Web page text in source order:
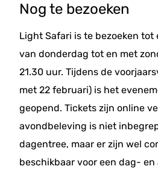
Nog te bezoeken
Light Safari is te bezoeken tot
van donderdag tot en met
21.30 uur. Tijdens de
met 22 februari) is het
geopend. Tickets zijn online
avondbeleving is niet
dagentree, maar er zijn wel
beschikbaar voor een dag- en